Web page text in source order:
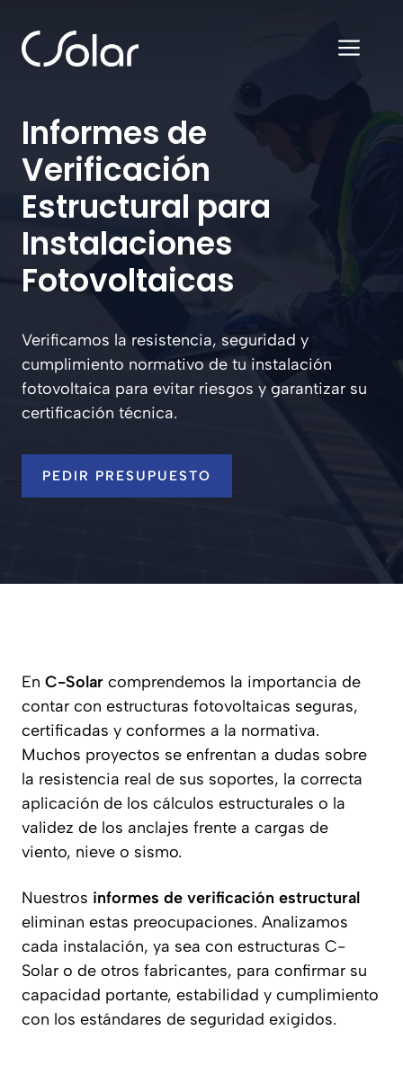
contenido
Informes de
Verificación
Estructural para
Instalaciones
Fotovoltaicas
Verificamos la resistencia, seguridad y
cumplimiento normativo de tu instalación
fotovoltaica para evitar riesgos y garantizar su
certificación técnica.
PEDIR PRESUPUESTO
En C-Solar comprendemos la importancia de
contar con estructuras fotovoltaicas seguras,
certificadas y conformes a la normativa.
Muchos proyectos se enfrentan a dudas sobre
la resistencia real de sus soportes, la correcta
aplicación de los cálculos estructurales o la
validez de los anclajes frente a cargas de
viento, nieve o sismo.
Nuestros informes de verificación estructural
eliminan estas preocupaciones. Analizamos
cada instalación, ya sea con estructuras C-
Solar o de otros fabricantes, para confirmar su
capacidad portante, estabilidad y cumplimiento
con los estándares de seguridad exigidos.